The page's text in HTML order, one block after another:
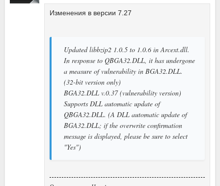
Изменения в версии 7.27
Updated libbzip2 1.0.5 to 1.0.6 in Arcext.dll.
In response to QBGA32.DLL, it has undergone
a measure of vulnerability in BGA32.DLL.
(32-bit version only)
BGA32.DLL v.0.37 (vulnerability version)
Supports DLL automatic update of
QBGA32.DLL. (A DLL automatic update of
BGA32.DLL; if the overwrite confirmation
message is displayed, please be sure to select
"Yes")